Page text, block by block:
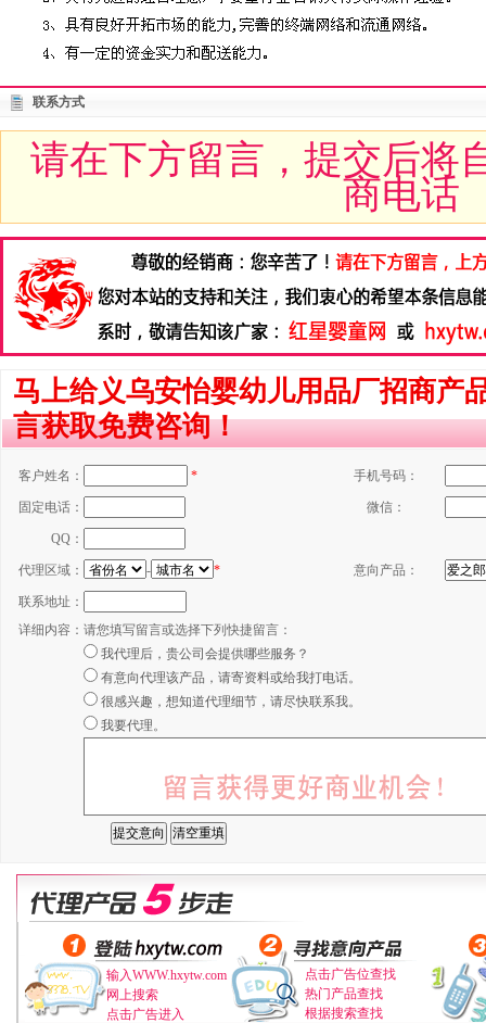
联系方式
请在下方留言，提交后将
商电话
马上给义乌安怡婴幼儿用品厂招商产
言获取免费咨询！
客户姓名： * 手机号码：
固定电话： 微信：
QQ：
代理区域： - * 意向产品：
联系地址：
详细内容： 请您填写留言或选择下列快捷留言：
我代理后，贵公司会提供哪些服务？
有意向代理该产品，请寄资料或给我打电话。
很感兴趣，想知道代理细节，请尽快联系我。
我要代理。
输入WWW.hxytw.com
网上搜索
点击广告进入
点击广告位查找
热门产品查找
根据搜索查找